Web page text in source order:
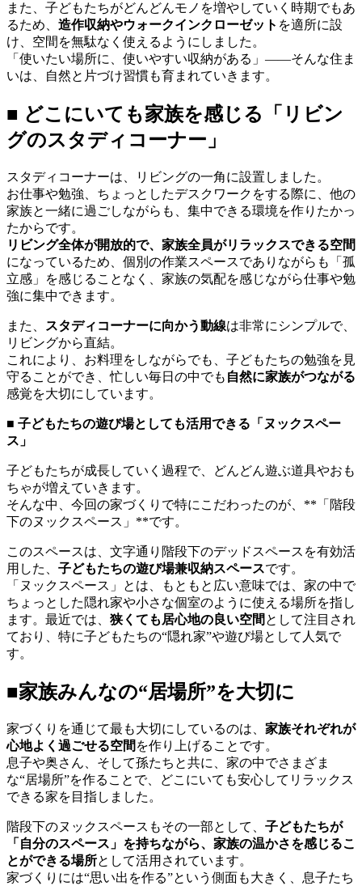
また、子どもたちがどんどんモノを増やしていく時期でもあ
るため、 造作収納やウォークインクローゼット を適所に設
け、空間を無駄なく使えるようにしました。
「使いたい場所に、使いやすい収納がある」――そんな住ま
いは、自然と片づけ習慣も育まれていきます。
■ どこにいても家族を感じる「リビン
グのスタディコーナー」
スタディコーナーは、リビングの一角に設置しました。
お仕事や勉強、ちょっとしたデスクワークをする際に、他の
家族と一緒に過ごしながらも、集中できる環境を作りたかっ
たからです。
リビング全体が開放的で、家族全員がリラックスできる空間
になっているため、個別の作業スペースでありながらも「孤
立感」を感じることなく、家族の気配を感じながら仕事や勉
強に集中できます。
また、 スタディコーナーに向かう動線は非常にシンプルで、
リビングから直結。
これにより、お料理をしながらでも、子どもたちの勉強を見
守ることができ、忙しい毎日の中でも 自然に家族がつながる
感覚を大切にしています。
■ 子どもたちの遊び場としても活用できる「ヌックスペー
ス」
子どもたちが成長していく過程で、どんどん遊ぶ道具やおも
ちゃが増えていきます。
そんな中、今回の家づくりで特にこだわったのが、**「階段
下のヌックスペース」**です。
このスペースは、文字通り階段下のデッドスペースを有効活
用した、 子どもたちの遊び場兼収納スペースです。
「ヌックスペース」とは、もともと広い意味では、家の中で
ちょっとした隠れ家や小さな個室のように使える場所を指し
ます。最近では、 狭くても居心地の良い空間 として注目され
ており、特に子どもたちの“隠れ家”や遊び場として人気で
す。
■家族みんなの“居場所”を大切に
家づくりを通じて最も大切にしているのは、 家族それぞれが
心地よく過ごせる空間 を作り上げることです。
息子や奥さん、そして孫たちと共に、家の中でさまざま
な“居場所”を作ることで、どこにいても安心してリラックス
できる家を目指しました。
階段下のヌックスペースもその一部として、 子どもたちが
「自分のスペース」を持ちながら、家族の温かさを感じるこ
とができる場所として活用されています。
家づくりには“思い出を作る”という側面も大きく、息子たち